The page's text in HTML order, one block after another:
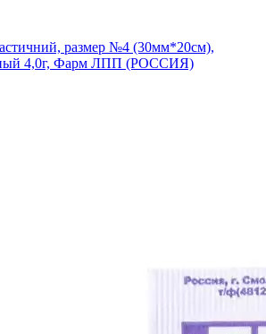
размер №4 (30мм*20см),
4,0г, Фарм ЛПП (РОССИЯ)